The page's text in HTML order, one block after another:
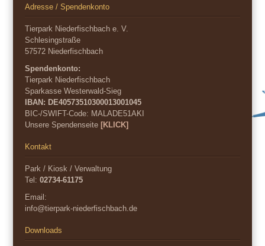
Adresse / Spendenkonto
Tierpark Niederfischbach e. V.
Schlesingstraße
57572 Niederfischbach
Spendenkonto:
Tierpark Niederfischbach
Sparkasse Westerwald-Sieg
IBAN: DE40573510300013001045
BIC-/SWIFT-Code: MALADE51AKI
Unsere Spendenseite [KLICK]
Kontakt
Park / Kiosk / Verwaltung
Tel:02734-61175
Email:
info@tierpark-niederfischbach.de
Downloads